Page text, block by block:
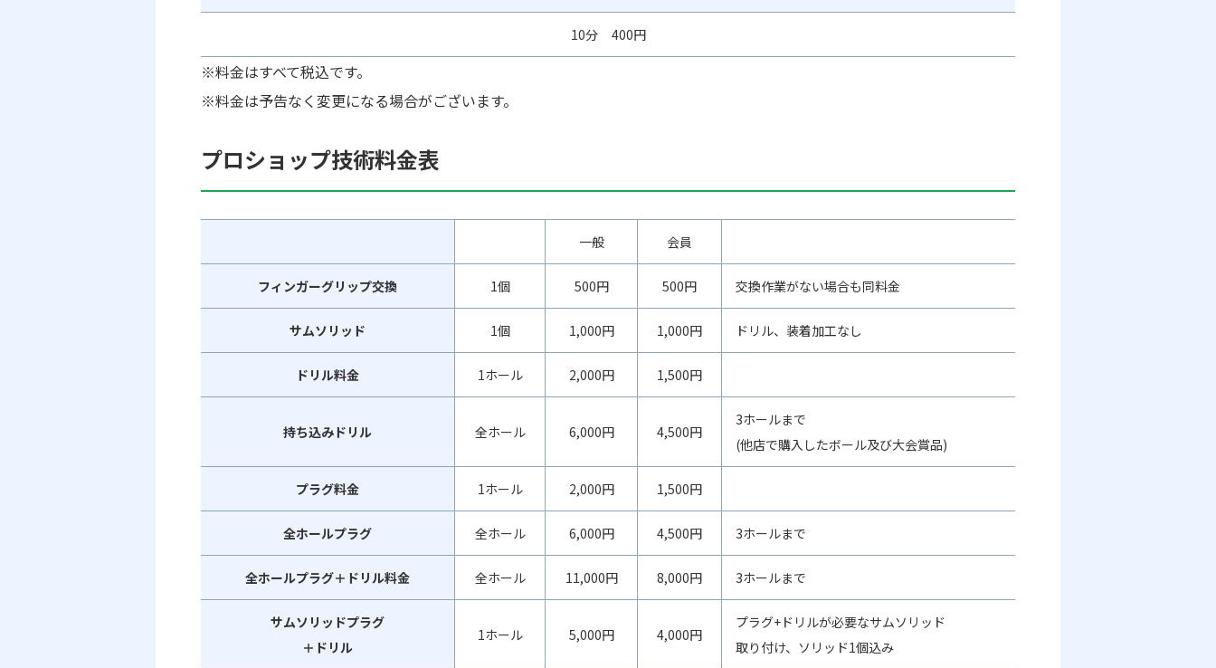
10分 400円
※料金はすべて税込です。
※料金は予告なく変更になる場合がございます。
プロショップ技術料金表
一般 会員
フィンガーグリップ交換 1個 500円 500円 交換作業がない場合も同料金
サムソリッド 1個 1,000円 1,000円 ドリル、装着加工なし
ドリル料金 1ホール 2,000円 1,500円
持ち込みドリル 全ホール 6,000円 4,500円
3ホールまで
(他店で購入したボール及び大会賞品)
プラグ料金 1ホール 2,000円 1,500円
全ホールプラグ 全ホール 6,000円 4,500円 3ホールまで
全ホールプラグ＋ドリル料金 全ホール 11,000円 8,000円 3ホールまで
サムソリッドプラグ
＋ドリル
1ホール 5,000円 4,000円
プラグ+ドリルが必要なサムソリッド
取り付け、ソリッド1個込み